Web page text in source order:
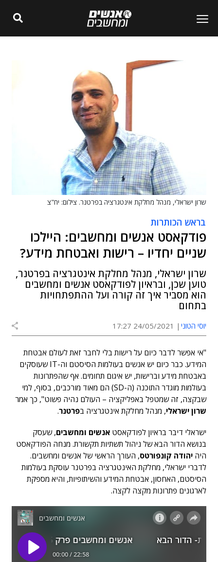
שרון ישראלי, מנהל מחלקת אינטגרציה בפרטנר. צילום: יח"צ
בראש הכותרות
פודקאסט אנשים ומחשבים: היילכו
שניים יחדיו – רישות ואבטחת מידע?
שרון ישראלי, מנהל מחלקת אינטגרציה בפרטנר,
טוען שכן, ובראיון לפודקאסט אנשים ומחשבים
הוא מסביר איך זה קורה ועל ההתפתחויות
בתחום
יוסי הטוני 24/05/2021 17:27
"אי אפשר לדבר כיום על רישות בלי לחבר זאת לעולם אבטחת
המידע. כבר כיום יש אנשים בעולמות הסיסטם וה-IT שעוסקים
באבטחת מידע וברישות, יש איגום תחומים. אף שהפתרונות
בעולמות מוגדר התוכנה (ה-SD) הם מאוד מורכבים, בסוף, למי
שבקצה, זה שמטפל באפליקציה – העולם נהיה פשוט", כך אמר
שרון ישראלי, מנהל מחלקת אינטגרציה בפרטנר.
ישראלי דיבר בראיון לפודקאסט אנשים ומחשבים, שעסק
בנושא הדור הבא של ניהול תשתיות תקשורת. מנחה הפודקאסט
היה יהודה קונפורטס, העורך הראשי של אנשים ומחשבים.
לדברי ישראלי, מחלקת האינטגרציה בפרטנר עוסקת בעולמות
הסיסטם, האחסון, אבטחת המידע והשיתופיות, והיא מספקת
לארגונים פתרונות מקצה לקצה.